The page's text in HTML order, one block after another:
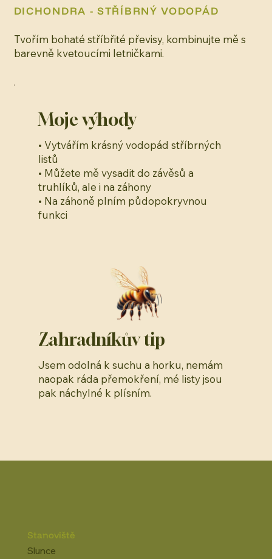
DICHONDRA - STŘÍBRNÝ VODOPÁD
Tvořím bohaté stříbřité převisy, kombinujte mě s
barevně kvetoucími letničkami.
Moje výhody
• Vytvářím krásný vodopád stříbrných
listů
• Můžete mě vysadit do závěsů a
truhlíků, ale i na záhony
• Na záhoně plním půdopokryvnou
funkci
Zahradníkův tip
Jsem odolná k suchu a horku, nemám
naopak ráda přemokření, mé listy jsou
pak náchylné k plísním.
Stanoviště
Slunce